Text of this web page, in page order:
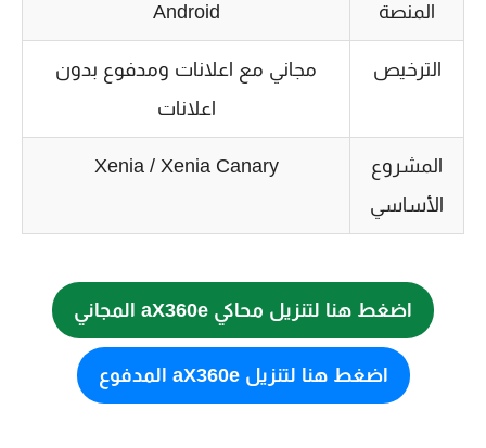
المنصة Android
الترخيص
مجاني مع اعلانات ومدفوع بدون
اعلانات
المشروع
الأساسي
Xenia / Xenia Canary
اضغط هنا لتنزيل محاكي aX360e المجاني
اضغط هنا لتنزيل aX360e المدفوع